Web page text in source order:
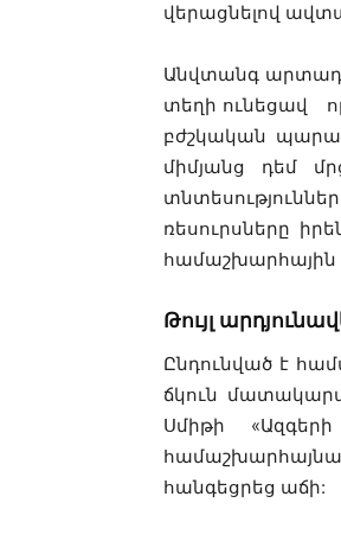
վերացնելով
Անվտանգ
տեղի ունեցավ
բժշկական
միմյանց դեմ
ռեսուրսները
համաշխարհային
Թույլ
Ընդունված է
ճկուն
Սմիթի
հանգեցրեց աճի: